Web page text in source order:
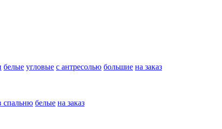
белые угловые с антресолью большие на заказ
спальню белые на заказ